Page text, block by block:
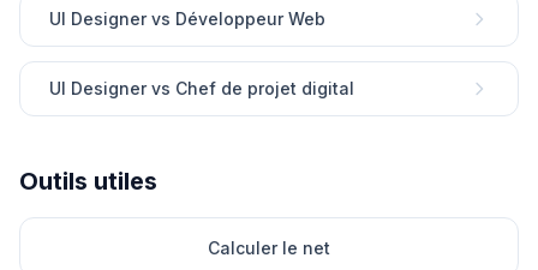
UI Designer vs Développeur Web
UI Designer vs Chef de projet digital
Outils utiles
Calculer le net